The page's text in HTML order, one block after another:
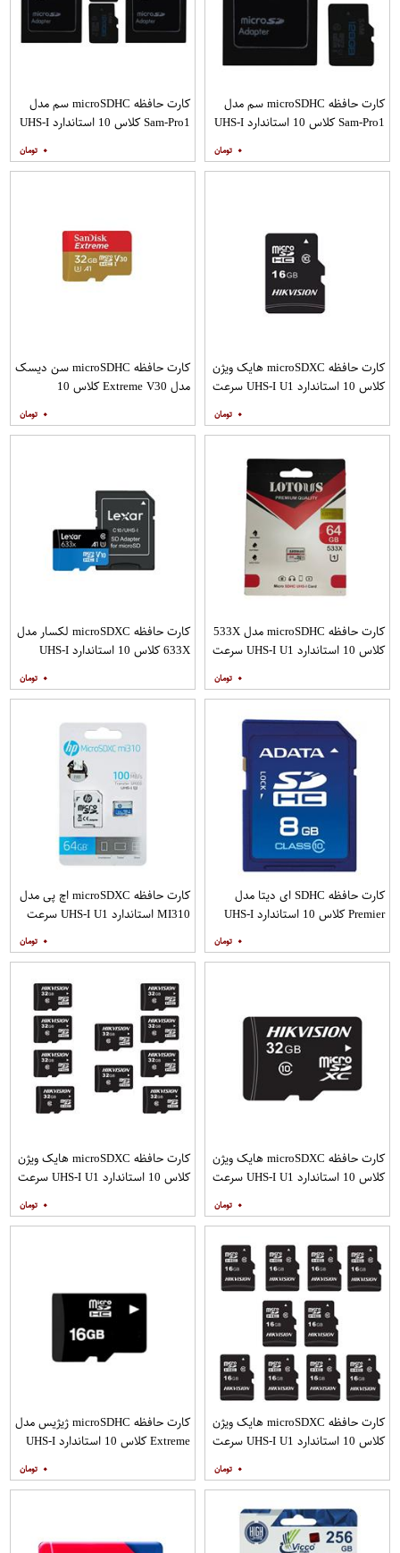
کارت حافظه microSDHC سم مدل
Sam-Pro1 کلاس 10 استاندارد UHS-I
گیگابایت به همراه آداپتور SD
۰
کارت حافظه microSDHC سم مدل
Sam-Pro1 کلاس 10 استاندارد UHS-I
گیگابایت به همراه آداپتور SD بسته
۰
کارت حافظه microSDXC هایک ویژن
کلاس 10 استاندارد UHS-I U1 سرعت
۰
کارت حافظه microSDHC سن دیسک
مدل Extreme V30 کلاس 10
160MBps ظرفیت 32 گیگابایت
۰
کارت حافظه microSDHC مدل 533X
کلاس 10 استاندارد UHS-I U1 سرعت
۰
کارت حافظه microSDXC لکسار مدل
633X کلاس 10 استاندارد UHS-I
گیگابایت به همراه آداپتور SD
۰
کارت حافظه SDHC ای دیتا مدل
Premier کلاس 10 استاندارد UHS-I
گیگابایت
۰
کارت حافظه microSDXC اچ پی مدل
MI310 استاندارد UHS-I U1 سرعت
همراه آداپتور SD
۰
کارت حافظه microSDXC هایک ویژن
کلاس 10 استاندارد UHS-I U1 سرعت
۰
کارت حافظه microSDXC هایک ویژن
کلاس 10 استاندارد UHS-I U1 سرعت
100MBps ظرفیت 32 گیگابایت بسته
10 عددی
۰
کارت حافظه microSDXC هایک ویژن
کلاس 10 استاندارد UHS-I U1 سرعت
80MBps ظرفیت 16 گیگابایت بسته
10 عددی
۰
کارت حافظه microSDHC ژیژیس مدل
Extreme کلاس 10 استاندارد UHS-I
گیگابایت
۰